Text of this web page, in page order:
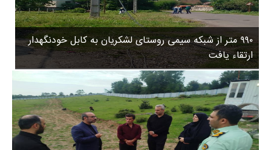
روستاها
ورزشی
سیاسی
چندرسانه ای
مسیر گردشگری دیلمان
درباره ما
۹۹۰ متر از شبکه سیمی روستای لشکریان به کابل خودنگهدار
ارتقاء یافت
۳
۵
۸
ب
ا
ز
ن
ش
س
ت